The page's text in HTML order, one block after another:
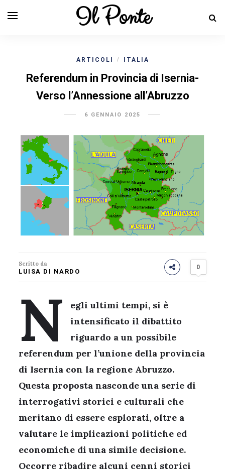
Il Ponte
ARTICOLI / ITALIA
Referendum in Provincia di Isernia-
Verso l’Annessione all’Abruzzo
6 GENNAIO 2025
Scritto da
LUISA DI NARDO
0
N
egli ultimi tempi, si è
intensificato il dibattito
riguardo a un possibile
referendum per l’unione della provincia
di Isernia con la regione Abruzzo.
Questa proposta nasconde una serie di
interrogativi storici e culturali che
meritano di essere esplorati, oltre a
valutare le implicazioni politiche ed
economiche di una simile decisione.
Occorre ribadire alcuni cenni storici